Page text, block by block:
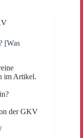
[Was
im Artikel.
der GKV